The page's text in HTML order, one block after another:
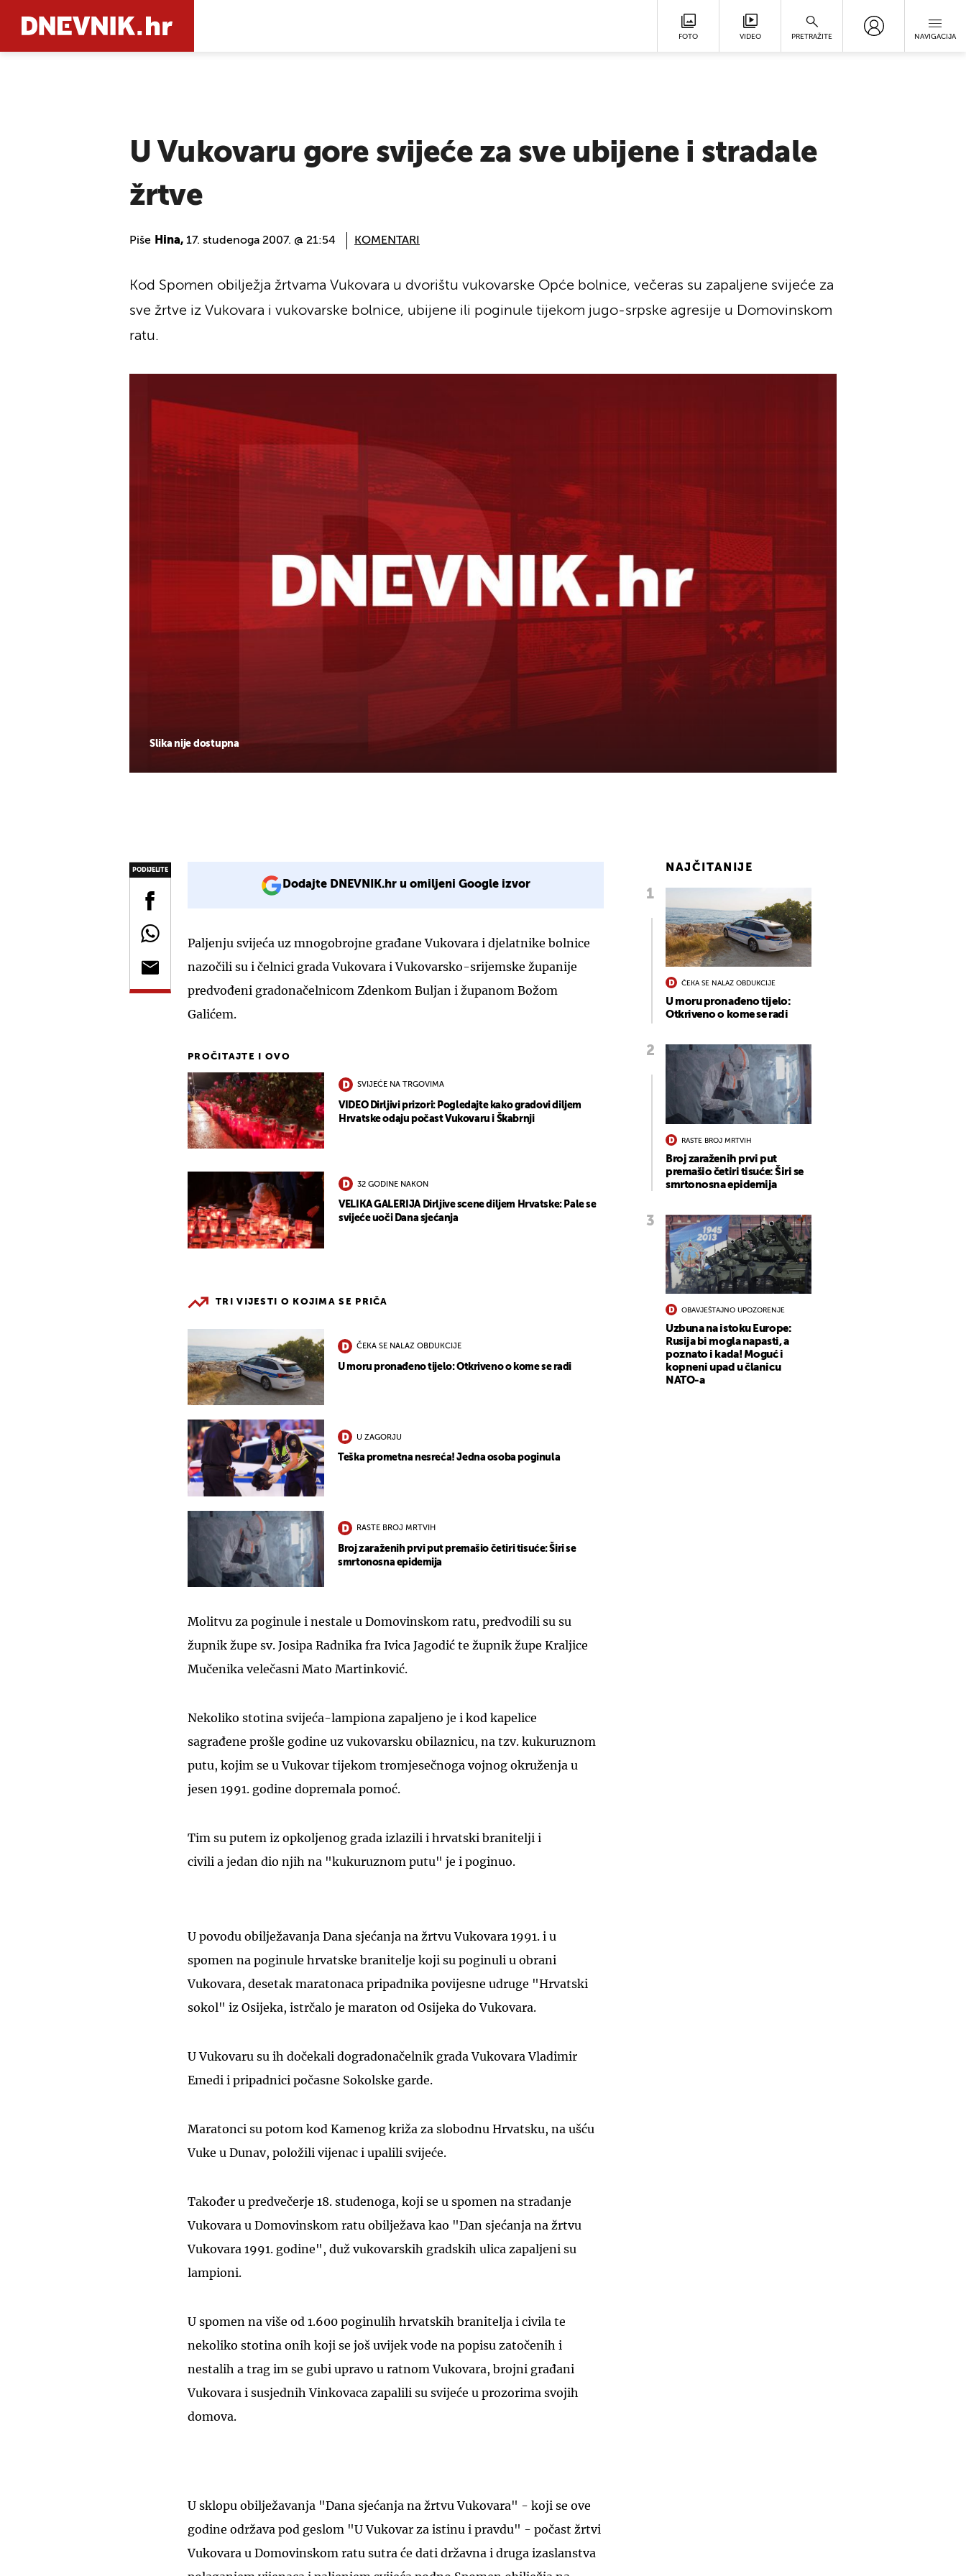
FOTO VIDEO PRETRAŽITE NAVIGACIJA
U Vukovaru gore svijeće za sve ubijene i stradale
žrtve
Piše Hina, 17. studenoga 2007. @ 21:54 KOMENTARI
Slika nije dostupna
Kod Spomen obilježja žrtvama Vukovara u dvorištu vukovarske Opće bolnice, večeras su zapaljene svijeće za
sve žrtve iz Vukovara i vukovarske bolnice, ubijene ili poginule tijekom jugo-srpske agresije u Domovinskom
ratu.
PODIJELITE
Dodajte DNEVNIK.hr u omiljeni Google izvor
Paljenju svijeća uz mnogobrojne građane Vukovara i djelatnike bolnice
nazočili su i čelnici grada Vukovara i Vukovarsko-srijemske županije
predvođeni gradonačelnicom Zdenkom Buljan i županom Božom
Galićem.
PROČITAJTE I OVO
SVIJEĆE NA TRGOVIMA
VIDEO Dirljivi prizori: Pogledajte kako gradovi diljem
Hrvatske odaju počast Vukovaru i Škabrnji
32 GODINE NAKON
VELIKA GALERIJA Dirljive scene diljem Hrvatske: Pale se
svijeće uoči Dana sjećanja
TRI VIJESTI O KOJIMA SE PRIČA
ČEKA SE NALAZ OBDUKCIJE
U moru pronađeno tijelo: Otkriveno o kome se radi
U ZAGORJU
Teška prometna nesreća! Jedna osoba poginula
RASTE BROJ MRTVIH
Broj zaraženih prvi put premašio četiri tisuće: Širi se
smrtonosna epidemija
Molitvu za poginule i nestale u Domovinskom ratu, predvodili su su
župnik župe sv. Josipa Radnika fra Ivica Jagodić te župnik župe Kraljice
Mučenika velečasni Mato Martinković.
Nekoliko stotina svijeća-lampiona zapaljeno je i kod kapelice
sagrađene prošle godine uz vukovarsku obilaznicu, na tzv. kukuruznom
putu, kojim se u Vukovar tijekom tromjesečnoga vojnog okruženja u
jesen 1991. godine dopremala pomoć.
Tim su putem iz opkoljenog grada izlazili i hrvatski branitelji i
civili a jedan dio njih na "kukuruznom putu" je i poginuo.
U povodu obilježavanja Dana sjećanja na žrtvu Vukovara 1991. i u
spomen na poginule hrvatske branitelje koji su poginuli u obrani
Vukovara, desetak maratonaca pripadnika povijesne udruge "Hrvatski
sokol" iz Osijeka, istrčalo je maraton od Osijeka do Vukovara.
U Vukovaru su ih dočekali dogradonačelnik grada Vukovara Vladimir
Emedi i pripadnici počasne Sokolske garde.
Maratonci su potom kod Kamenog križa za slobodnu Hrvatsku, na ušću
Vuke u Dunav, položili vijenac i upalili svijeće.
Također u predvečerje 18. studenoga, koji se u spomen na stradanje
Vukovara u Domovinskom ratu obilježava kao "Dan sjećanja na žrtvu
Vukovara 1991. godine", duž vukovarskih gradskih ulica zapaljeni su
lampioni.
U spomen na više od 1.600 poginulih hrvatskih branitelja i civila te
nekoliko stotina onih koji se još uvijek vode na popisu zatočenih i
nestalih a trag im se gubi upravo u ratnom Vukovara, brojni građani
Vukovara i susjednih Vinkovaca zapalili su svijeće u prozorima svojih
domova.
U sklopu obilježavanja "Dana sjećanja na žrtvu Vukovara" - koji se ove
godine održava pod geslom "U Vukovar za istinu i pravdu" - počast žrtvi
Vukovara u Domovinskom ratu sutra će dati državna i druga izaslanstva
NAJČITANIJE
ČEKA SE NALAZ OBDUKCIJE
U moru pronađeno tijelo:
Otkriveno o kome se radi
RASTE BROJ MRTVIH
Broj zaraženih prvi put
premašio četiri tisuće: Širi se
smrtonosna epidemija
OBAVJEŠTAJNO UPOZORENJE
Uzbuna na istoku Europe:
Rusija bi mogla napasti, a
poznato i kada! Moguć i
kopneni upad u članicu
NATO-a